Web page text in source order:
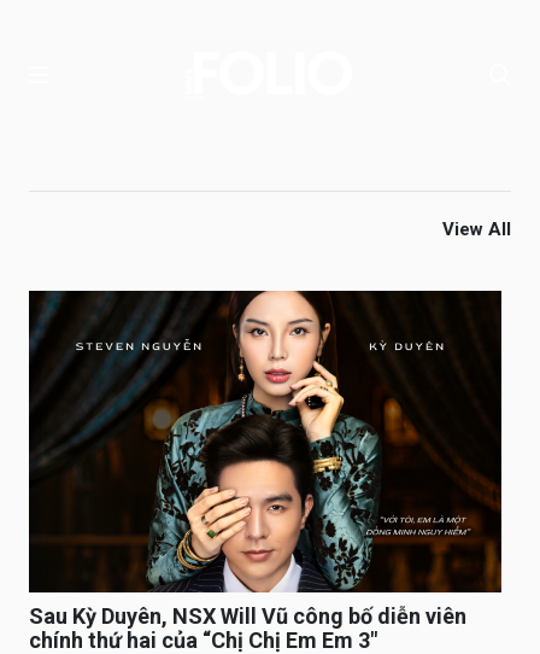
View All
Sau Kỳ Duyên, NSX Will Vũ công bố diễn viên
chính thứ hai của “Chị Chị Em Em 3″